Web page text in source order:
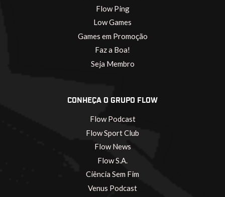
Flow Ping
Low Games
Games em Promoção
Faz a Boa!
Seja Membro
CONHEÇA O GRUPO FLOW
Flow Podcast
Flow Sport Club
Flow News
Flow S.A.
Ciência Sem Fim
Venus Podcast